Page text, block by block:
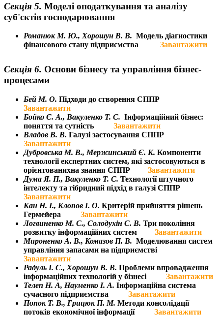
Секція 5. Моделі оподаткування та аналізу
суб'єктів господарювання
Романюк М. Ю., Хорошун В. В. Модель діагностики
фінансового стану підприємства
Завантажити
Секція 6. Основи бізнесу та управління бізнес-
процесами
Бей М. О. Підходи до створення СППР
Завантажити
Бойко Є. А., Вакуленко Т. С. Інформаційний бізнес:
поняття та сутність Завантажити
Владов В. В. Галузі застосування СППР
Завантажити
Дубровська М. В., Мержинський Є. К. Компоненти
технології експертних систем, які застосовуються в
орієнтованихна знання СППР Завантажити
Дума Я. П., Вакуленко Т. С. Технології штучного
інтелекту та гібридний підхід в галузі СППР
Завантажити
Кан Н. І., Клопов І. О. Критерій прийняття рішень
Гермейера Завантажити
Логвиненко М. С., Солодухін С. В. Три покоління
розвитку інформаційних систем Завантажити
Мироненко А. В., Комазов П. В. Моделювання систем
управління запасами на підприємстві
Завантажити
Радуль І. С., Хорошун В. В. Проблеми впровадження
інформаційних технологій у бізнесі Завантажити
Телеп Н. А, Науменко І. А. Інформаційна система
сучасного підприємства Завантажити
Попок Т. В., Грицюк П. М. Методи консолідації
потоків економічної інформації Завантажити